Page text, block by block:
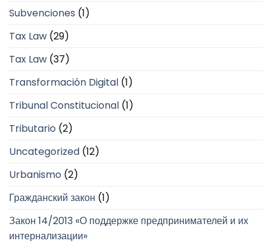
Subvenciones (1)
Tax Law (29)
Tax Law (37)
Transformación Digital (1)
Tribunal Constitucional (1)
Tributario (2)
Uncategorized (12)
Urbanismo (2)
Гражданский закон (1)
Закон 14/2013 «О поддержке предпринимателей и их
интернализации»